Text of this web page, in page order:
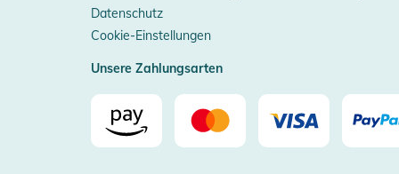
Datenschutz
Cookie-Einstellungen
Unsere Zahlungsarten